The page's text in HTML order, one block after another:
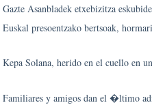
Gazte Asanbladek etxebizitza
Euskal presoentzako bertsoak,
Kepa Solana, herido en el cuello en
Familiares y amigos dan el �ltimo